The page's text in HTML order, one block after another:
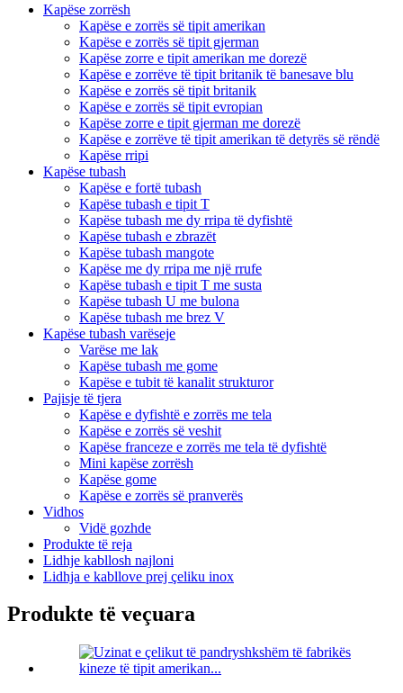
Kapëse zorrësh
Kapëse e zorrës së tipit amerikan
Kapëse e zorrës së tipit gjerman
Kapëse zorre e tipit amerikan me dorezë
Kapëse e zorrëve të tipit britanik të banesave blu
Kapëse e zorrës së tipit britanik
Kapëse e zorrës së tipit evropian
Kapëse zorre e tipit gjerman me dorezë
Kapëse e zorrëve të tipit amerikan të detyrës së rëndë
Kapëse rripi
Kapëse tubash
Kapëse e fortë tubash
Kapëse tubash e tipit T
Kapëse tubash me dy rripa të dyfishtë
Kapëse tubash e zbrazët
Kapëse tubash mangote
Kapëse me dy rripa me një rrufe
Kapëse tubash e tipit T me susta
Kapëse tubash U me bulona
Kapëse tubash me brez V
Kapëse tubash varëseje
Varëse me lak
Kapëse tubash me gome
Kapëse e tubit të kanalit strukturor
Pajisje të tjera
Kapëse e dyfishtë e zorrës me tela
Kapëse e zorrës së veshit
Kapëse franceze e zorrës me tela të dyfishtë
Mini kapëse zorrësh
Kapëse gome
Kapëse e zorrës së pranverës
Vidhos
Vidë gozhde
Produkte të reja
Lidhje kabllosh najloni
Lidhja e kabllove prej çeliku inox
Produkte të veçuara